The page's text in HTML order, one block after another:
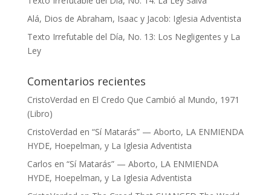
Alá, Dios de Abraham, Isaac y Jacob: Iglesia Adventista
Texto Irrefutable del Día, No. 13: Los Negligentes y La
Ley
Comentarios recientes
CristoVerdad en El Credo Que Cambió al Mundo, 1971
(Libro)
CristoVerdad en “Sí Matarás” — Aborto, LA ENMIENDA
HYDE, Hoepelman, y La Iglesia Adventista
Carlos en “Sí Matarás” — Aborto, LA ENMIENDA
HYDE, Hoepelman, y La Iglesia Adventista